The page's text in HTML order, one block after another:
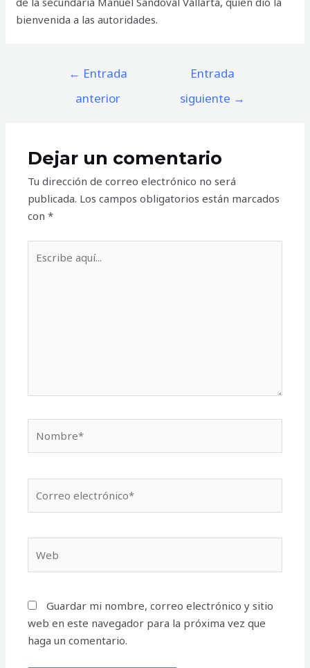
bienvenida a las autoridades.
Navegación
entradas
← Entrada
anterior
Entrada
siguiente →
Dejar un comentario
Tu dirección de correo electrónico no será
publicada. Los campos obligatorios están marcados
con*
aquí...
electrónico*
Guardar mi nombre, correo electrónico y sitio
web en este navegador para la próxima vez que
haga un comentario.